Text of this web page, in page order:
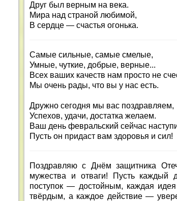
Друг был верным на века.
Мира над страной любимой,
В сердце — счастья огонька.
Самые сильные, самые смелые,
Умные, чуткие, добрые, верные...
Всех ваших качеств нам просто не
Мы очень рады, что вы у нас есть.
Дружно сегодня мы вас поздравляем,
Успехов, удачи, достатка желаем.
Ваш день февральский сейчас
Пусть он придаст вам здоровья и сил!
Поздравляю с Днём защитника
мужества и отваги! Пусть каждый
поступок — достойным, каждая
твёрдым, а каждое действие —